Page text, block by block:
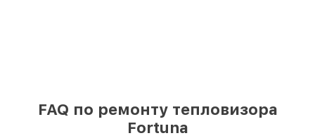
FAQ по ремонту тепловизора
Fortuna